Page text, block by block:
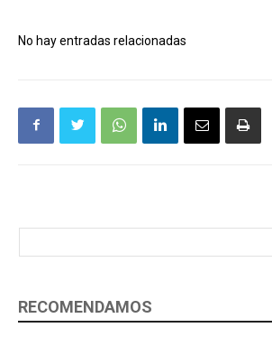
No hay entradas relacionadas
RECOMENDAMOS